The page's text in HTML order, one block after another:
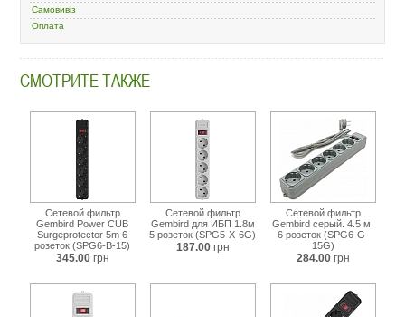
napryazheniya/285949-
8-
Самовивіз
Оплата
СМОТРИТЕ ТАКЖЕ
Сетевой фильтр
Gembird Power CUB
Surgeprotector 5m 6
розеток (SPG6-B-15)
345.00 грн
Сетевой фильтр
Gembird для ИБП 1.8м
5 розеток (SPG5-X-6G)
187.00 грн
Сетевой фильтр
Gembird серый. 4.5 м.
6 розеток (SPG6-G-
15G)
284.00 грн